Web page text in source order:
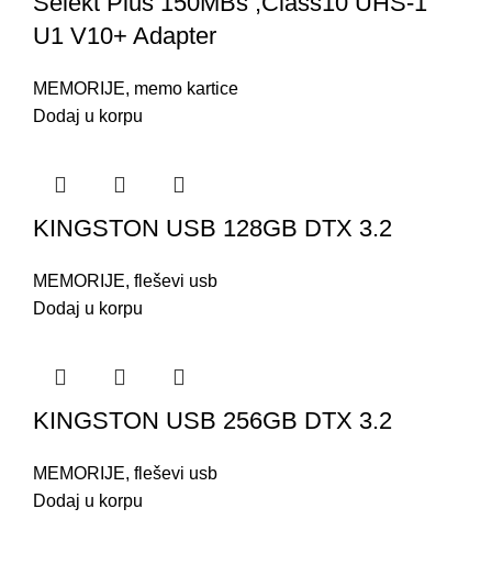
U1 V10+ Adapter
MEMORIJE, memo kartice
Dodaj u korpu
KINGSTON USB 128GB DTX 3.2
MEMORIJE, fleševi usb
Dodaj u korpu
KINGSTON USB 256GB DTX 3.2
MEMORIJE, fleševi usb
Dodaj u korpu